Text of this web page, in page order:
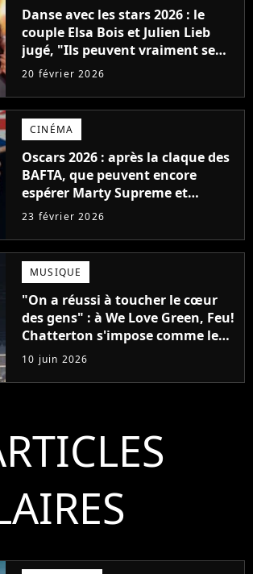
Danse avec les stars 2026 : le
couple Elsa Bois et Julien Lieb
jugé, "Ils peuvent vraiment se
casser la…"
20 février 2026
CINÉMA
Oscars 2026 : après la claque des
BAFTA, que peuvent encore
espérer Marty Supreme et
Timothée Chalamet ?
23 février 2026
MUSIQUE
"On a réussi à toucher le cœur
des gens" : à We Love Green, Feu!
Chatterton s'impose comme le
groupe rock français de sa
génération
10 juin 2026